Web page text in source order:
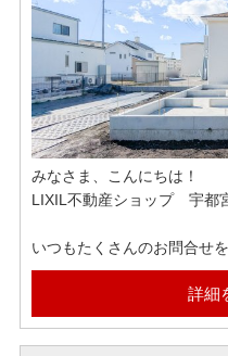
ご紹介可能でございます。
もしインターネットで気に
お気軽にお申しつけくださ
グループ創業６０周年、地
ートしております。
物件探しだけでなく、住宅
気軽にお問合せくださいませ
みなさま、こんにちは！
LIXIL不動産ショップ 宇都
いつもたくさんのお問合せ
ます！
昨日はブラックフライデー
メーカーがセールを実施し
詳細